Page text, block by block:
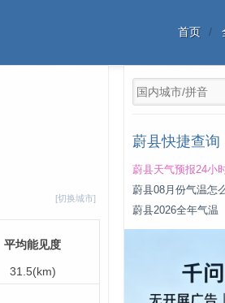
首页
[切换城市]
平均能见度
31.5(km)
蔚县快捷查询
蔚县天气预报24小
蔚县08月份气温怎
蔚县2026全年气温